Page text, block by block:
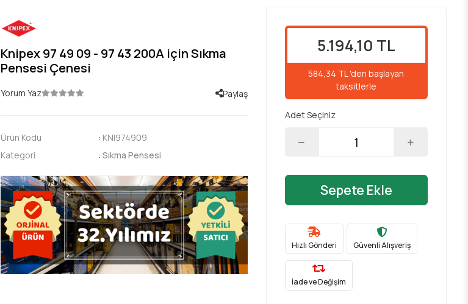
Knipex 97 49 09 - 97 43 200A için Sıkma
Pensesi Çenesi
Yorum Yaz Paylaş
Ürün Kodu : KNI974909
Kategori
:Sıkma Pensesi
5.194,10 TL
584,34 TL 'den başlayan
taksitlerle
Adet Seçiniz
Sepete Ekle
Hızlı Gönderi Güvenli Alışveriş
İade ve Değişim